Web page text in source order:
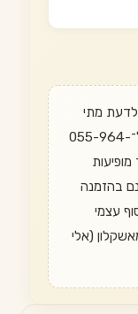
לדעת מתי
הוא חוזר? שלחו הודעה בוואטסאפ ל־055-964-
מופיעות
בהזמנה
יום, ואיסוף עצמי
שפירא 20) או מאשקלון (אלי